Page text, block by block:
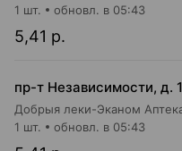
5,41 р.
1 шт. обновл. в 05:43
пр-т Независимости, д.
1 шт. обновл. в 05:43